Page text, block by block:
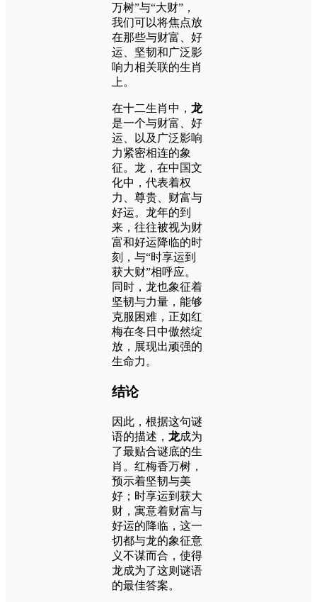
万树”与“大财”，
我们可以将焦点放
在那些与财富、好
运、坚韧和广泛影
响力相关联的生肖
上。
在十二生肖中， 龙
是一个与财富、好
运、以及广泛影响
力紧密相连的象
征。龙，在中国文
化中，代表着权
力、尊贵、财富与
好运。龙年的到
来，往往被视为财
富和好运降临的时
刻，与“时享运到
获大财”相呼应。
同时，龙也象征着
坚韧与力量，能够
克服困难，正如红
梅在冬日中傲然绽
放，展现出顽强的
生命力。
结论
因此，根据这句谜
语的描述， 龙成为
了最贴合谜底的生
肖。红梅香万树，
预示着坚韧与美
好；时享运到获大
财，寓意着财富与
好运的降临，这一
切都与龙的象征意
义不谋而合，使得
龙成为了这则谜语
的最佳答案。